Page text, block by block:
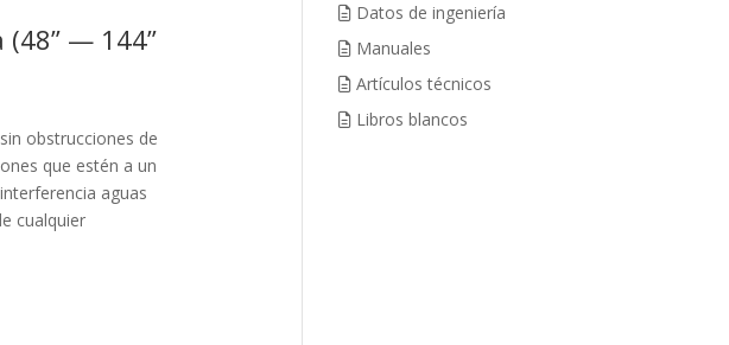
— 144”
obstrucciones de
que estén a un
aguas
cualquier
Datos de ingeniería
Manuales
Artículos técnicos
Libros blancos